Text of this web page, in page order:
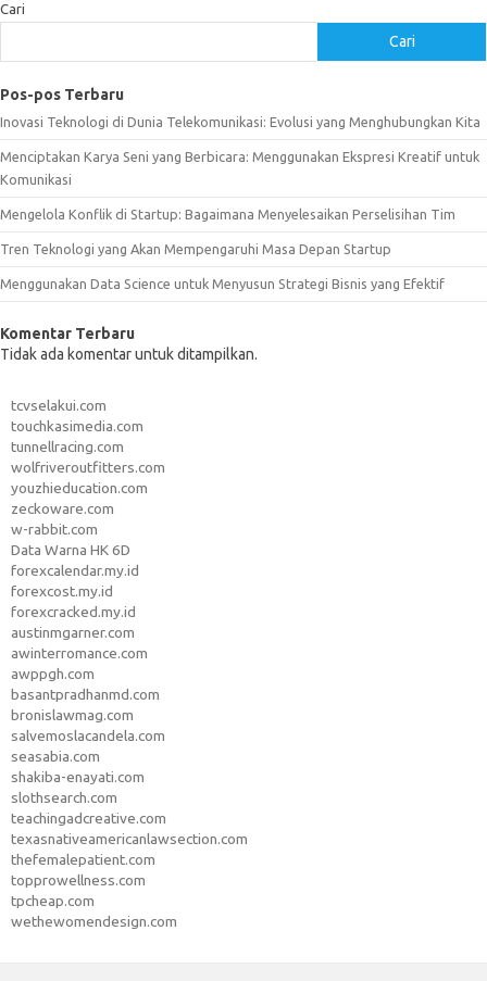
Cari
Cari
Pos-pos Terbaru
Inovasi Teknologi di Dunia Telekomunikasi: Evolusi yang Menghubungkan Kita
Menciptakan Karya Seni yang Berbicara: Menggunakan Ekspresi Kreatif untuk
Komunikasi
Mengelola Konflik di Startup: Bagaimana Menyelesaikan Perselisihan Tim
Tren Teknologi yang Akan Mempengaruhi Masa Depan Startup
Menggunakan Data Science untuk Menyusun Strategi Bisnis yang Efektif
Komentar Terbaru
Tidak ada komentar untuk ditampilkan.
tcvselakui.com
touchkasimedia.com
tunnellracing.com
wolfriveroutfitters.com
youzhieducation.com
zeckoware.com
w-rabbit.com
Data Warna HK 6D
forexcalendar.my.id
forexcost.my.id
forexcracked.my.id
austinmgarner.com
awinterromance.com
awppgh.com
basantpradhanmd.com
bronislawmag.com
salvemoslacandela.com
seasabia.com
shakiba-enayati.com
slothsearch.com
teachingadcreative.com
texasnativeamericanlawsection.com
thefemalepatient.com
topprowellness.com
tpcheap.com
wethewomendesign.com